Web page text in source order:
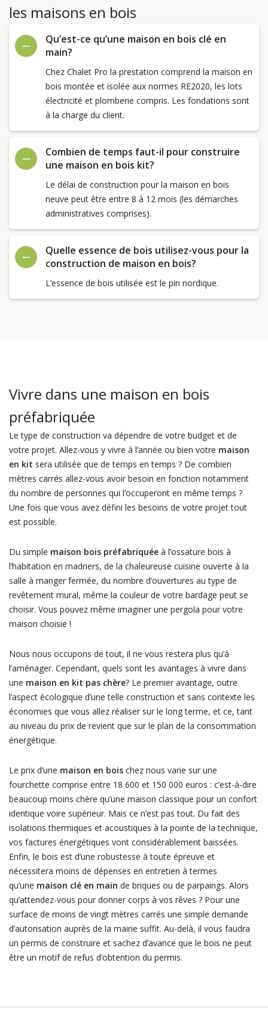
les maisons en bois
Qu’est-ce qu’une maison en bois clé en
main?
Chez Chalet Pro la prestation comprend la maison en
bois montée et isolée aux normes RE2020, les lots
électricité et plomberie compris. Les fondations sont
à la charge du client.
Combien de temps faut-il pour construire
une maison en bois kit?
Le délai de construction pour la maison en bois
neuve peut être entre 8 à 12 mois (les démarches
administratives comprises).
Quelle essence de bois utilisez-vous pour la
construction de maison en bois?
L’essence de bois utilisée est le pin nordique.
Vivre dans une maison en bois
préfabriquée
Le type de construction va dépendre de votre budget et de
votre projet. Allez-vous y vivre à l’année ou bien votre maison
en kit sera utilisée que de temps en temps ? De combien
mètres carrés allez-vous avoir besoin en fonction notamment
du nombre de personnes qui l’occuperont en même temps ?
Une fois que vous avez défini les besoins de votre projet tout
est possible.
Du simple maison bois préfabriquéeà l’ossature bois à
l’habitation en madriers, de la chaleureuse cuisine ouverte à la
salle à manger fermée, du nombre d’ouvertures au type de
revêtement mural, même la couleur de votre bardage peut se
choisir. Vous pouvez même imaginer une pergola pour votre
maison choisie !
Nous nous occupons de tout, il ne vous restera plus qu’à
l’aménager. Cependant, quels sont les avantages à vivre dans
une maison en kit pas chère? Le premier avantage, outre
l’aspect écologique d’une telle construction et sans contexte les
économies que vous allez réaliser sur le long terme, et ce, tant
au niveau du prix de revient que sur le plan de la consommation
énergétique.
Le prix d’une maison en boischez nous varie sur une
fourchette comprise entre 18 600 et 150 000 euros : c’est-à-dire
beaucoup moins chère qu’une maison classique pour un confort
identique voire supérieur. Mais ce n’est pas tout. Du fait des
isolations thermiques et acoustiques à la pointe de la technique,
vos factures énergétiques vont considérablement baissées.
Enfin, le bois est d’une robustesse à toute épreuve et
nécessitera moins de dépenses en entretien à termes
qu’une maison clé en main de briques ou de parpaings. Alors
qu’attendez-vous pour donner corps à vos rêves ? Pour une
surface de moins de vingt mètres carrés une simple demande
d’autorisation auprès de la mairie suffit. Au-delà, il vous faudra
un permis de construire et sachez d’avance que le bois ne peut
être un motif de refus d’obtention du permis.